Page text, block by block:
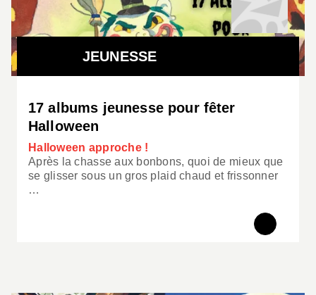
JEUNESSE
17 albums jeunesse pour fêter
Halloween
Halloween approche !
Après la chasse aux bonbons, quoi de mieux que
se glisser sous un gros plaid chaud et frissonner
…